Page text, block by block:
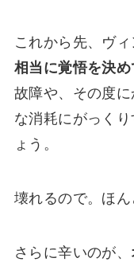
これから先、ヴ
相当に覚悟を決め
故障や、その度
な消耗にがっく
ょう。
壊れるので。ほん
さらに辛いのが、